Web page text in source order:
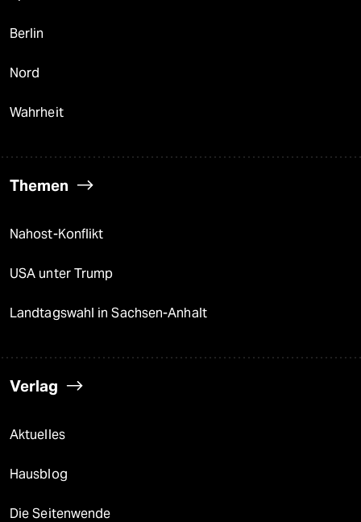
Berlin
Nord
Wahrheit
Themen
Nahost-Konflikt
USA unter Trump
Landtagswahl in Sachsen-Anhalt
Verlag
Aktuelles
Hausblog
Die Seitenwende